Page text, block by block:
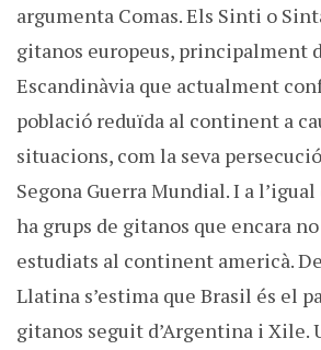
argumenta Comas. Els Sinti o
gitanos europeus, principalment
Escandinàvia que actualment
població reduïda al continent a
situacions, com la seva
Segona Guerra Mundial. I a
ha grups de gitanos que encara
estudiats al continent americà.
Llatina s’estima que Brasil és el
gitanos seguit d’Argentina i Xile.